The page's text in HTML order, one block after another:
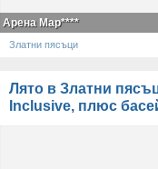
Арена Мар****
Златни пясъци
Лято в Златни
Inclusive, плюс